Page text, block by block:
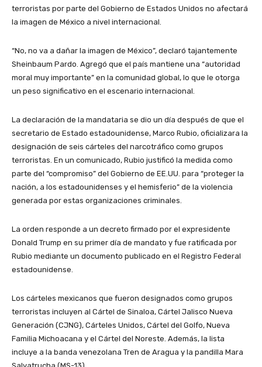
terroristas por parte del Gobierno de Estados Unidos no afectará
la imagen de México a nivel internacional.
“No, no va a dañar la imagen de México”, declaró tajantemente
Sheinbaum Pardo. Agregó que el país mantiene una “autoridad
moral muy importante” en la comunidad global, lo que le otorga
un peso significativo en el escenario internacional.
La declaración de la mandataria se dio un día después de que el
secretario de Estado estadounidense, Marco Rubio, oficializara la
designación de seis cárteles del narcotráfico como grupos
terroristas. En un comunicado, Rubio justificó la medida como
parte del “compromiso” del Gobierno de EE.UU. para “proteger la
nación, a los estadounidenses y el hemisferio” de la violencia
generada por estas organizaciones criminales.
La orden responde a un decreto firmado por el expresidente
Donald Trump en su primer día de mandato y fue ratificada por
Rubio mediante un documento publicado en el Registro Federal
estadounidense.
Los cárteles mexicanos que fueron designados como grupos
terroristas incluyen al Cártel de Sinaloa, Cártel Jalisco Nueva
Generación (CJNG), Cárteles Unidos, Cártel del Golfo, Nueva
Familia Michoacana y el Cártel del Noreste. Además, la lista
incluye a la banda venezolana Tren de Aragua y la pandilla Mara